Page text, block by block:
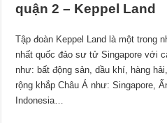
quận 2 – Keppel Land
Tập đoàn Keppel Land là một trong
nhất quốc đảo sư tử Singapore với
như: bất động sản, dầu khí, hàng
rộng khắp Châu Á như: Singapore,
Indonesia…